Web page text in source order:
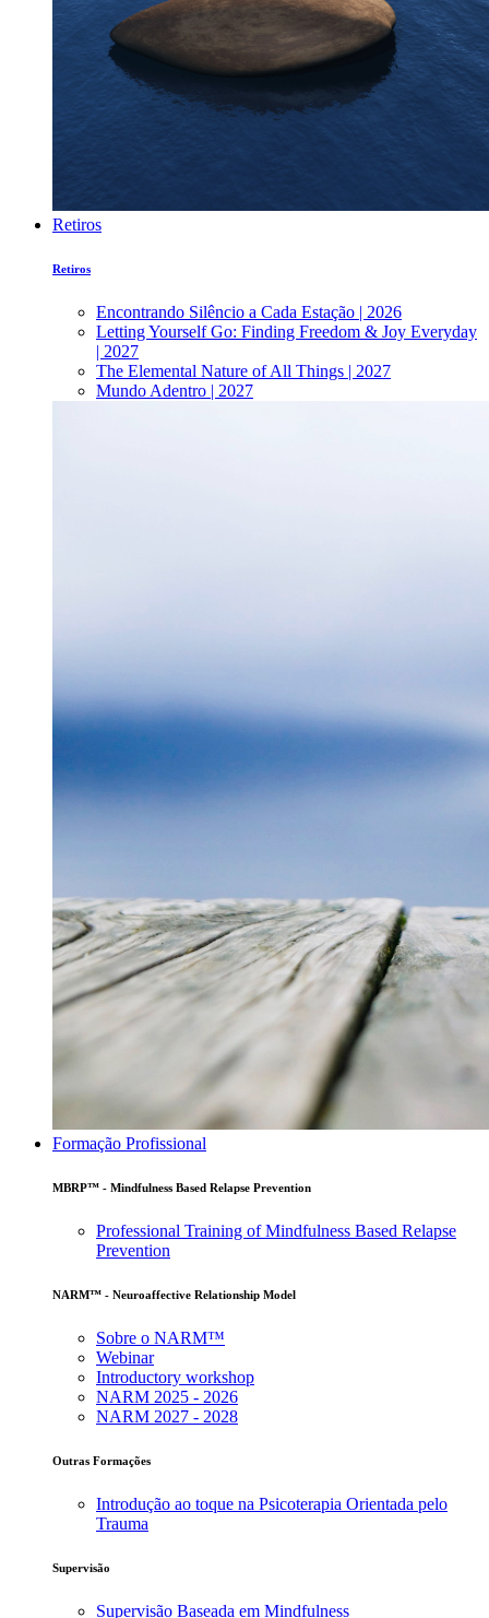
Retiros
Retiros
Encontrando Silêncio a Cada Estação | 2026
Letting Yourself Go: Finding Freedom & Joy Everyday
| 2027
The Elemental Nature of All Things | 2027
Mundo Adentro | 2027
Formação Profissional
MBRP™ - Mindfulness Based Relapse Prevention
Professional Training of Mindfulness Based Relapse
Prevention
NARM™ - Neuroaffective Relationship Model
Sobre o NARM™
Webinar
Introductory workshop
NARM 2025 - 2026
NARM 2027 - 2028
Outras Formações
Introdução ao toque na Psicoterapia Orientada pelo
Trauma
Supervisão
Supervisão Baseada em Mindfulness